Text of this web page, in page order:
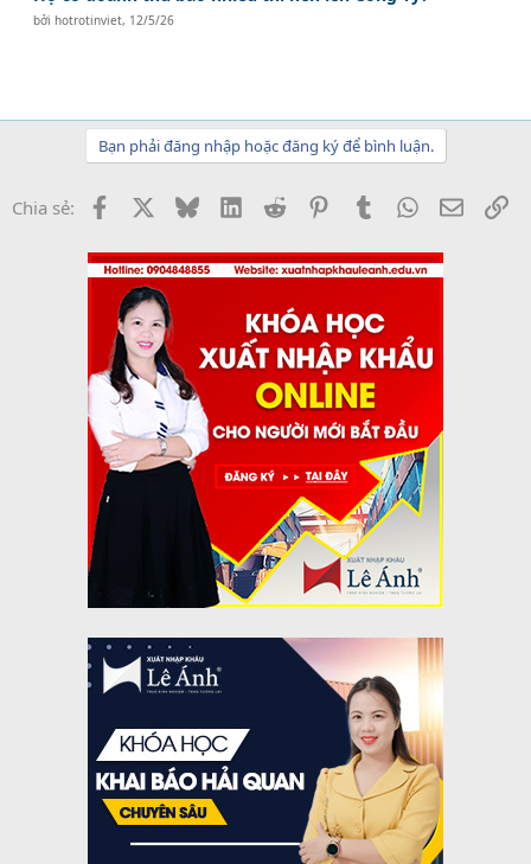
bởihotrotinviet, 12/5/26
Bạn phải đăng nhập hoặc đăng ký để bình luận.
Chia sẻ: Facebook BlueskyLinkedInReddit PinterestTumblrWhatsApp
Email